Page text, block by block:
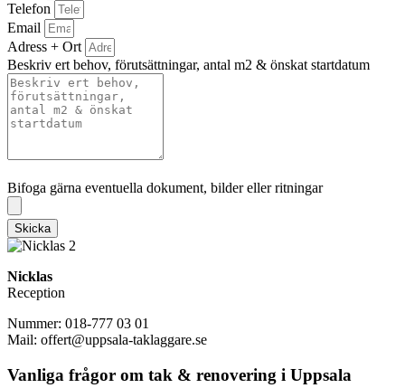
Telefon
Email
Adress + Ort
Beskriv ert behov, förutsättningar, antal m2 & önskat startdatum
Bifoga gärna eventuella dokument, bilder eller ritningar
Skicka
Nicklas
Reception
Nummer: 018-777 03 01
Mail: offert@uppsala-taklaggare.se
Vanliga frågor om tak & renovering i Uppsala